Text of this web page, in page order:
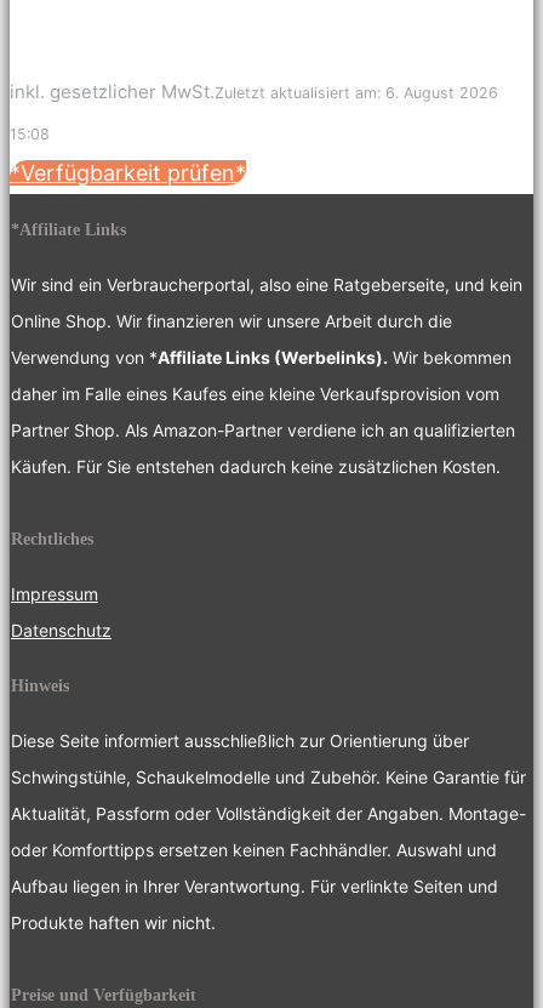
inkl. gesetzlicher MwSt.Zuletzt aktualisiert am: 6. August 2026
15:08
*Verfügbarkeit prüfen*
*Affiliate Links
Wir sind ein Verbraucherportal, also eine Ratgeberseite, und kein
Online Shop. Wir finanzieren wir unsere Arbeit durch die
Verwendung von *Affiliate Links (Werbelinks). Wir bekommen
daher im Falle eines Kaufes eine kleine Verkaufsprovision vom
Partner Shop. Als Amazon-Partner verdiene ich an qualifizierten
Käufen. Für Sie entstehen dadurch keine zusätzlichen Kosten.
Rechtliches
Impressum
Datenschutz
Hinweis
Diese Seite informiert ausschließlich zur Orientierung über
Schwingstühle, Schaukelmodelle und Zubehör. Keine Garantie für
Aktualität, Passform oder Vollständigkeit der Angaben. Montage-
oder Komforttipps ersetzen keinen Fachhändler. Auswahl und
Aufbau liegen in Ihrer Verantwortung. Für verlinkte Seiten und
Produkte haften wir nicht.
Preise und Verfügbarkeit